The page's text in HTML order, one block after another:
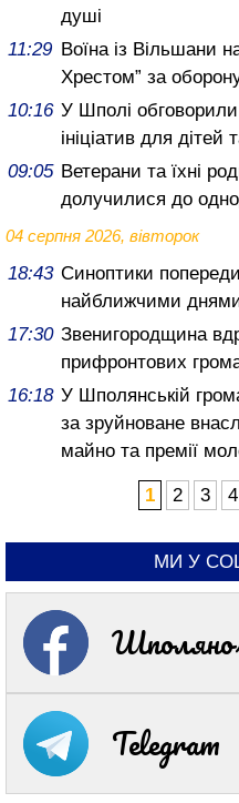
душі
11:29 Воїна із Вільшани
Хрестом” за
10:16 У Шполі обговорили
ініціатив для дітей
09:05 Ветерани та їхні
долучилися до
04 серпня 2026, вівторок
18:43 Синоптики
найближчими
17:30 Звенигородщина
прифронтових
16:18 У Шполянській
за зруйноване
майно та премії
1 2 3 4
МИ У
Telegram